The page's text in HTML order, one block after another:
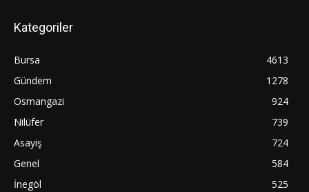
Kategoriler
Bursa
4613
Gündem
1278
Osmangazi
924
Nilüfer
739
Asayiş
724
Genel
584
İnegöl
525